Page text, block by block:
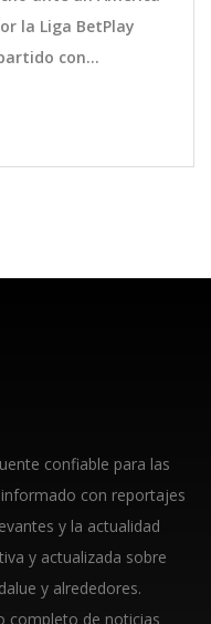
la Liga BetPlay
con
asegurar la punta.
confiable para las
con reportajes
y la actualidad
y actualizada sobre
y alrededores.
completo de noticias